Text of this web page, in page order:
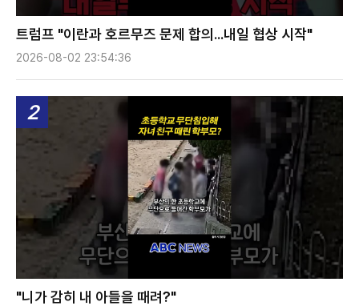
트럼프 "이란과 호르무즈 문제 합의...내일 협상 시작"
2026-08-02 23:54:36
2
"니가 감히 내 아들을 때려?"